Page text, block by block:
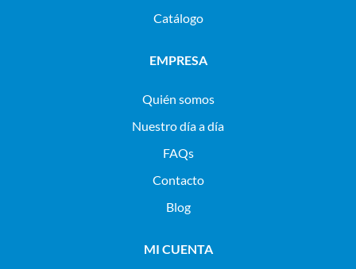
Catálogo
EMPRESA
Quién somos
Nuestro día a día
FAQs
Contacto
Blog
MI CUENTA